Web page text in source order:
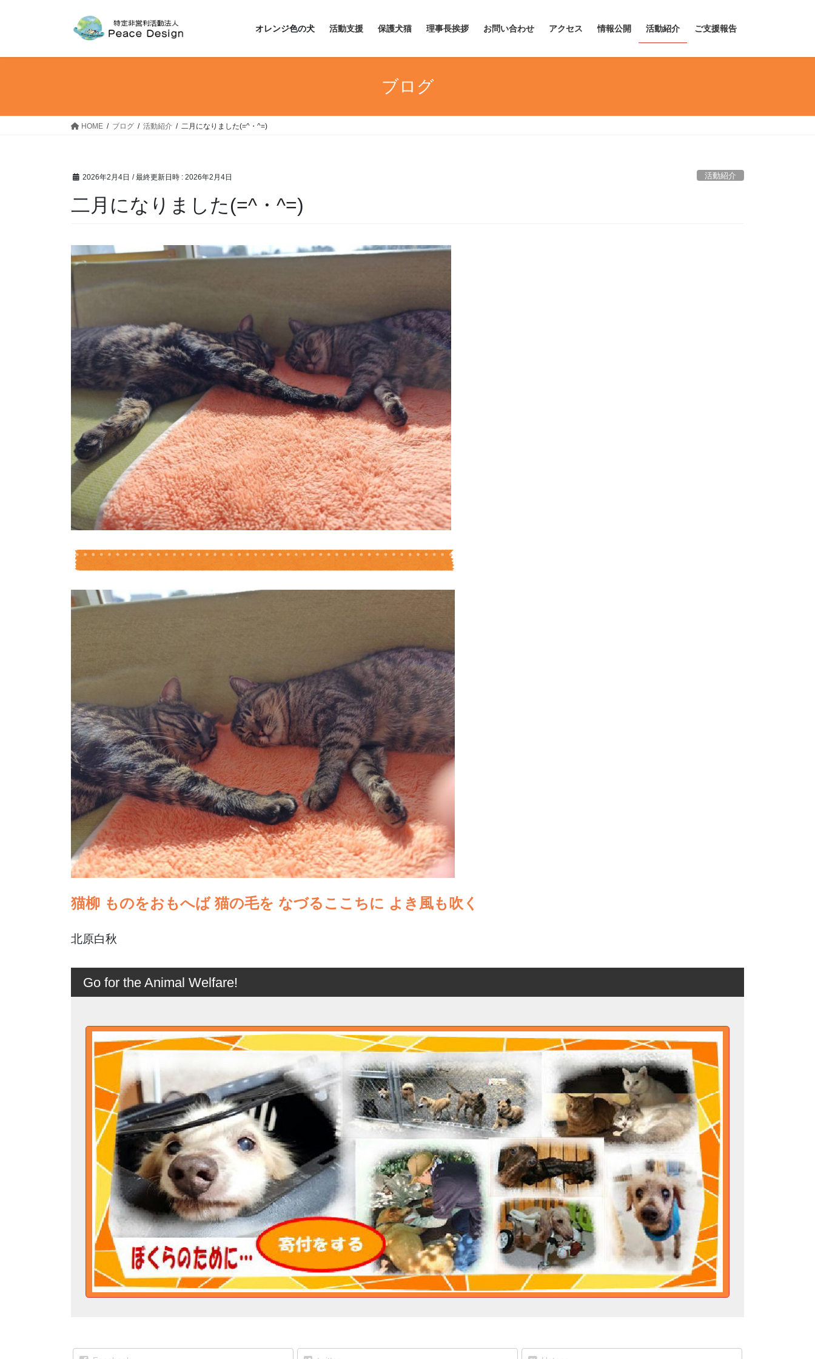
オレンジ色の犬 活動支援 保護犬猫 理事長挨拶 お問い合わせ アクセス 情報公開 活動紹介 ご支援報告
ブログ
HOME ブログ 活動紹介 二月になりました(=^・^=)
2026年2月4日 / 最終更新日時 : 2026年2月4日 活動紹介
二月になりました(=^・^=)
猫柳 ものをおもへば 猫の毛を なづるここちに よき風も吹く
北原白秋
Go for the Animal Welfare!